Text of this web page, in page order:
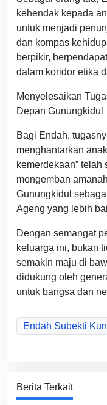
kehendak kepada
untuk menjadi
dan kompas
berpikir,
dalam koridor etika
Menyelesaikan
Depan Gunungkidul
Bagi Endah,
menghantarkan
kemerdekaan”
mengemban
Gunungkidul
Ageng yang lebih
Dengan semangat
keluarga ini, bukan
semakin maju di
didukung oleh
untuk bangsa dan
Endah Subekti
Berita Terkait